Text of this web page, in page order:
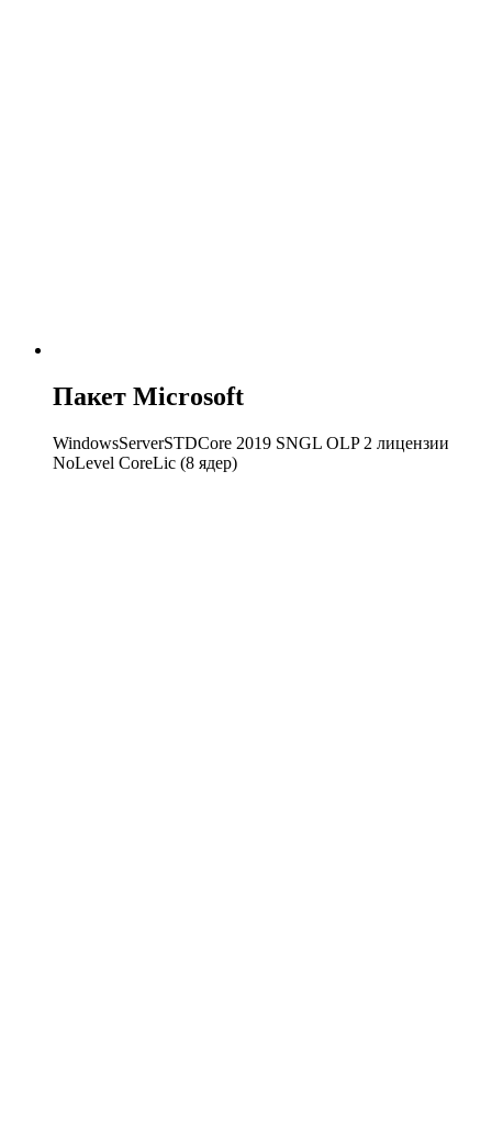
Пакет Microsoft
WindowsServerSTDCore 2019 SNGL OLP 2 лицензии
NoLevel CoreLic (8 ядер)